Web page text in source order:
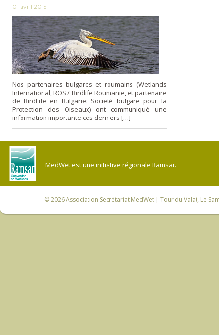
01 avril 2015
Nos partenaires bulgares et roumains (Wetlands
International, ROS / Birdlife Roumanie, et partenaire
de BirdLife en Bulgarie: Société bulgare pour la
Protection des Oiseaux) ont communiqué une
information importante ces derniers […]
MedWet est une initiative régionale Ramsar.
© 2026Association Secrétariat MedWet | Tour du Valat, Le